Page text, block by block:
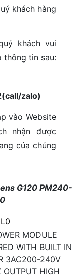
khách hàng
khách vui
thông tin sau:
zalo)
vào Website
nhận được
của chúng
G120 PM240-
MODULE
WITH BUILT IN
3AC200-240V
HIGH